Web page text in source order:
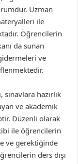
Uzman
ile
Öğrencilerin
da sunan
ve
hazırlık
ve akademik
Düzenli olarak
ile öğrencilerin
ve gerektiğinde
ders dışı